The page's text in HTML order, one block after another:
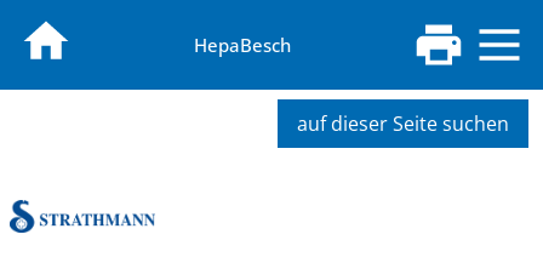
HepaBesch
auf dieser Seite suchen